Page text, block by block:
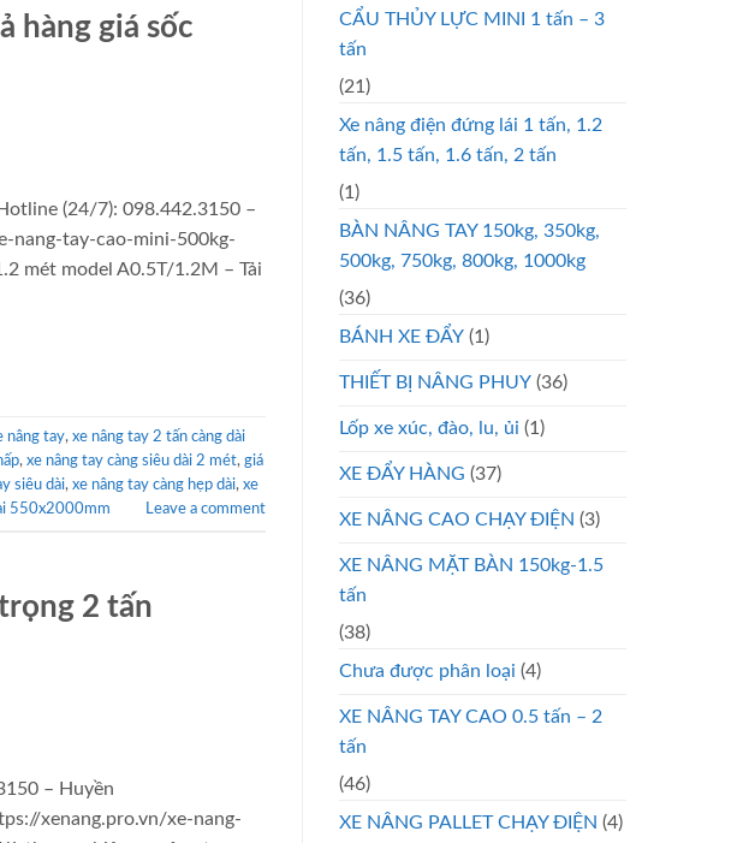
hàng giá sốc
(24/7): 098.442.3150 –
nang-tay-cao-mini-500kg-
mét model A0.5T/1.2M – Tải
nâng tay, xe nâng tay 2 tấn càng dài
, xe nâng tay càng siêu dài 2 mét, giá
siêu dài, xe nâng tay càng hẹp dài, xe
550x2000mm Leave a comment
2 tấn
– Huyền
xenang.pro.vn/xe-nang-
CẨU THỦY LỰC MINI 1 tấn – 3
tấn
(21)
Xe nâng điện đứng lái 1 tấn, 1.2
tấn, 1.5 tấn, 1.6 tấn, 2 tấn
(1)
BÀN NÂNG TAY 150kg, 350kg,
500kg, 750kg, 800kg, 1000kg
(36)
BÁNH XE ĐẨY (1)
THIẾT BỊ NÂNG PHUY (36)
Lốp xe xúc, đào, lu, ủi (1)
XE ĐẨY HÀNG (37)
XE NÂNG CAO CHẠY ĐIỆN (3)
XE NÂNG MẶT BÀN 150kg-1.5
tấn
(38)
Chưa được phân loại (4)
XE NÂNG TAY CAO 0.5 tấn – 2
tấn
(46)
XE NÂNG PALLET CHẠY ĐIỆN (4)